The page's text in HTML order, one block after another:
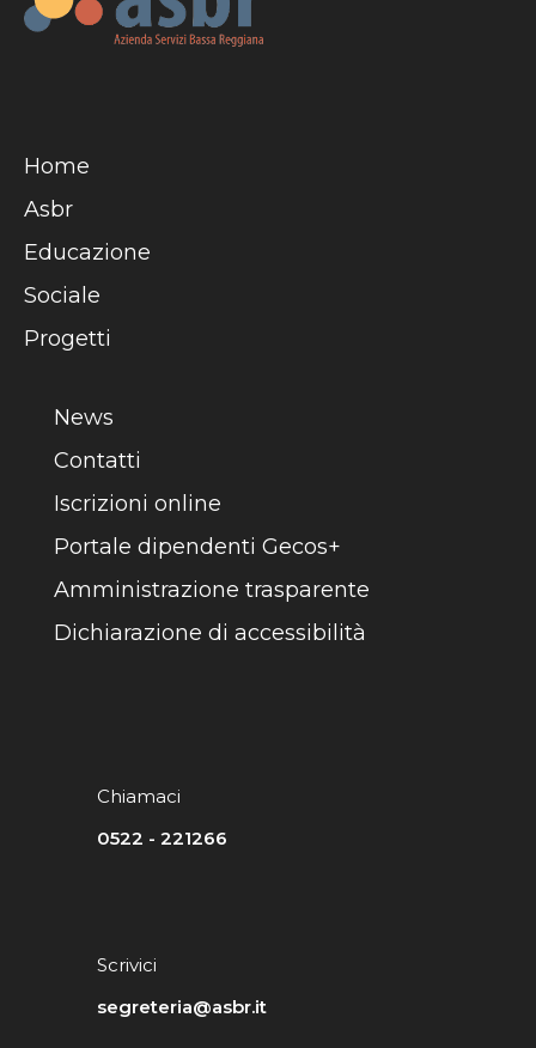
Home
Asbr
Educazione
Sociale
Progetti
News
Contatti
Iscrizioni online
Portale dipendenti Gecos+
Amministrazione trasparente
Dichiarazione di accessibilità
Chiamaci
0522 - 221266
Scrivici
segreteria@asbr.it